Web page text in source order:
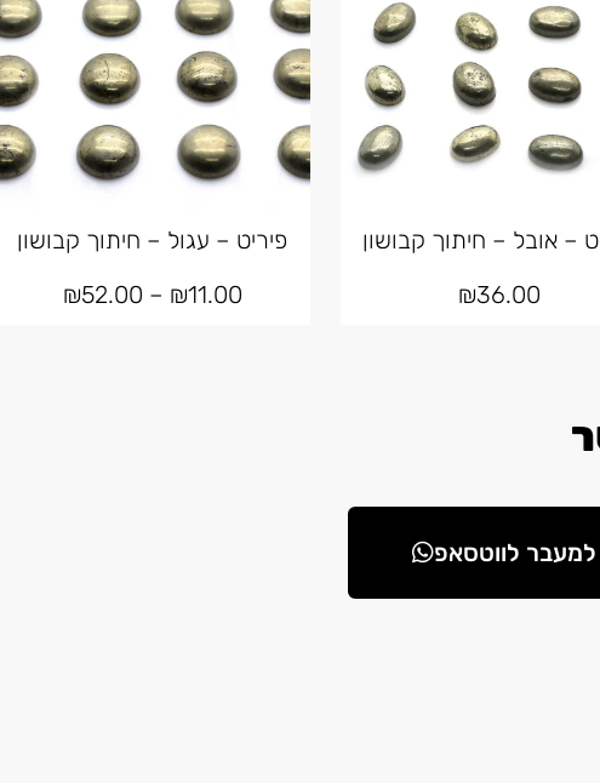
– אובל – חיתוך קבושון
₪36.00
פיריט – עגול – חיתוך קבושון
₪11.00
–
₪52.00
למעבר לווטסאפ